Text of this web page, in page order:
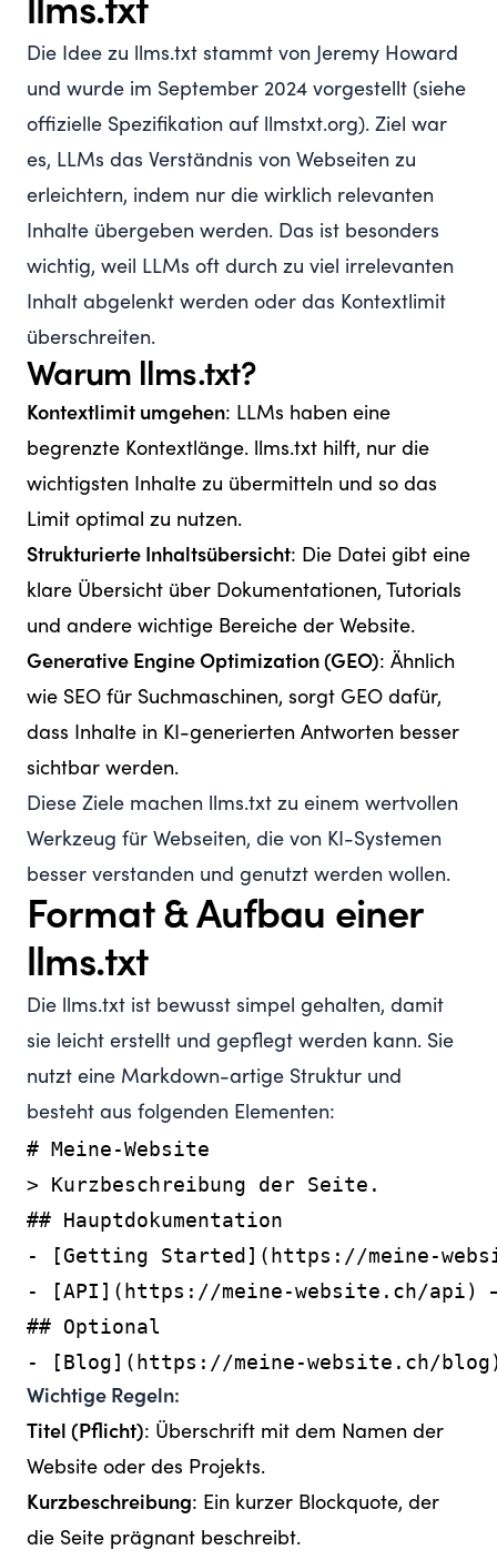
llms.txt
Die Idee zu llms.txt stammt von Jeremy Howard
und wurde im September 2024 vorgestellt (siehe
offizielle Spezifikation auf llmstxt.org). Ziel war
es, LLMs das Verständnis von Webseiten zu
erleichtern, indem nur die wirklich relevanten
Inhalte übergeben werden. Das ist besonders
wichtig, weil LLMs oft durch zu viel irrelevanten
Inhalt abgelenkt werden oder das Kontextlimit
überschreiten.
Warum llms.txt?
Kontextlimit umgehen: LLMs haben eine
begrenzte Kontextlänge. llms.txt hilft, nur die
wichtigsten Inhalte zu übermitteln und so das
Limit optimal zu nutzen.
Strukturierte Inhaltsübersicht: Die Datei gibt eine
klare Übersicht über Dokumentationen, Tutorials
und andere wichtige Bereiche der Website.
Generative Engine Optimization (GEO): Ähnlich
wie SEO für Suchmaschinen, sorgt GEO dafür,
dass Inhalte in KI-generierten Antworten besser
sichtbar werden.
Diese Ziele machen llms.txt zu einem wertvollen
Werkzeug für Webseiten, die von KI-Systemen
besser verstanden und genutzt werden wollen.
Format & Aufbau einer
llms.txt
Die llms.txt ist bewusst simpel gehalten, damit
sie leicht erstellt und gepflegt werden kann. Sie
nutzt eine Markdown-artige Struktur und
besteht aus folgenden Elementen:
# Meine-Website
> Kurzbeschreibung der Seite.
## Hauptdokumentation
- [Getting Started](https://meine-
- [API](https://meine-website.ch/api)
## Optional
Wichtige Regeln:
Titel (Pflicht): Überschrift mit dem Namen der
Website oder des Projekts.
Kurzbeschreibung: Ein kurzer Blockquote, der
die Seite prägnant beschreibt.